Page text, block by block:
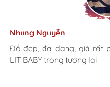
Tâm Vũ
Mình rất ưng khi đến
hàng phong phú, tha hồ
Nhung Nguyễn
Đồ đẹp, đa dạng, giá rất
LITIBABY trong tương lai
Ngọc Anh
Lần đầu mua hàng và trở
luôn. Tuyệt vời LITIBABY ơi
Nhà mình đã mua cho 3
giờ là 5 năm rồi, Sản phẩm
Thu Thủy
LiTibaby đồ đẹp và nhiều
size đại, bé nhà mình hơn